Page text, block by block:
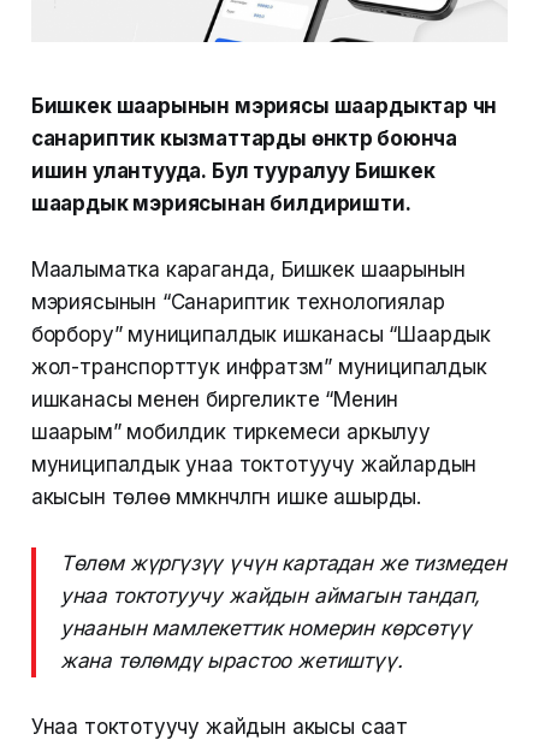
Бишкек шаарынын мэриясы шаардыктар үчүн
санариптик кызматтарды өнүктүрүү боюнча
ишин улантууда. Бул тууралуу Бишкек
шаардык мэриясынан билдиришти.
Маалыматка караганда, Бишкек шаарынын
мэриясынын “Санариптик технологиялар
борбору” муниципалдык ишканасы “Шаардык
жол-транспорттук инфратүзүм” муниципалдык
ишканасы менен биргеликте “Менин
шаарым” мобилдик тиркемеси аркылуу
муниципалдык унаа токтотуучу жайлардын
акысын төлөө мүмкүнчүлүгүн ишке ашырды.
Төлөм жүргүзүү үчүн картадан же тизмеден
унаа токтотуучу жайдын аймагын тандап,
унаанын мамлекеттик номерин көрсөтүү
жана төлөмдү ырастоо жетиштүү.
Унаа токтотуучу жайдын акысы саат